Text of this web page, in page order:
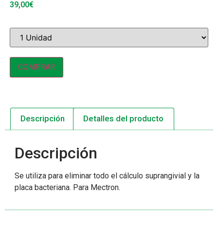
39,00€
COMPRAR
Descripción Detalles del producto
Descripción
Se utiliza para eliminar todo el cálculo suprangivial y la
placa bacteriana. Para Mectron.